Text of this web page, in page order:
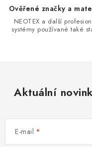
Ověřené značky a
NEOTEX a další
systémy používané také
Aktuální
E-mail